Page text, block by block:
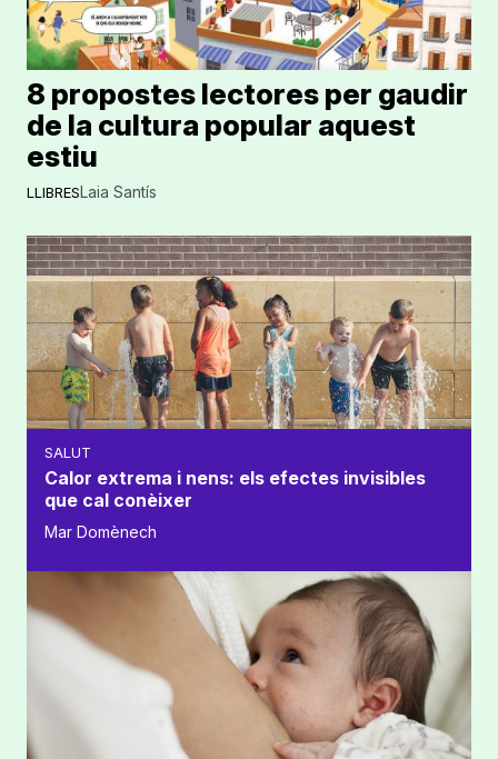
LLIBRES
8 propostes lectores per gaudir
de la cultura popular aquest
estiu
Laia Santís
SALUT
Calor extrema i nens: els efectes invisibles
que cal conèixer
Mar Domènech